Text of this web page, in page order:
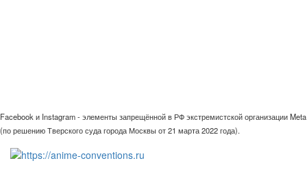
Facebook и Instagram - элементы запрещённой в РФ экстремистской организации Meta
(по решению Тверского суда города Москвы от 21 марта 2022 года).